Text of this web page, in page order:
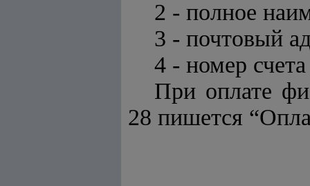
2 - полное
3 - почтовый
4 - номер
При оплате
28 пишется